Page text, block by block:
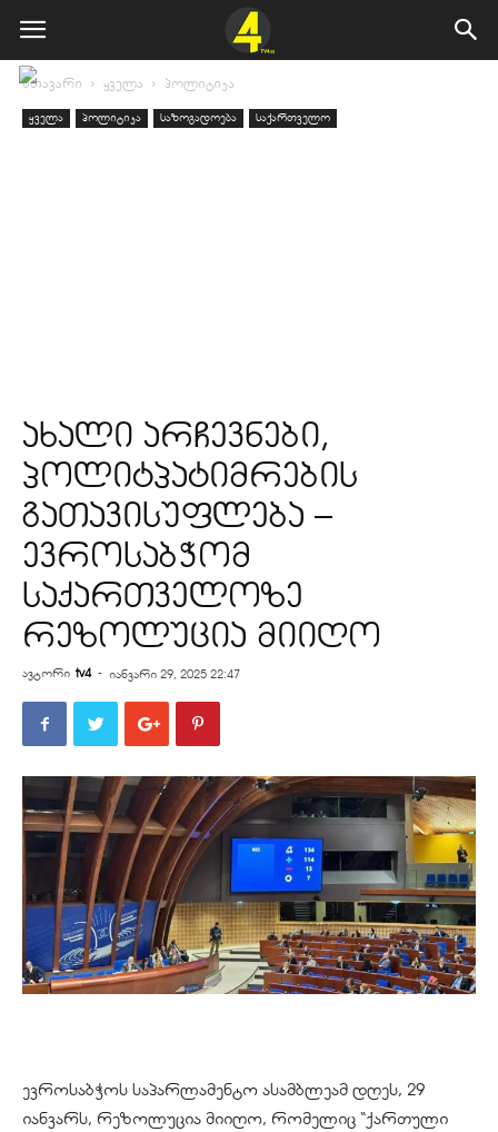
მთავარი ყველა პოლიტიკა
ყველა პოლიტიკა საზოგადოება საქართველო
ახალი არჩევნები,
პოლიტპატიმრების
გათავისუფლება –
ევროსაბჭომ
საქართველოზე
რეზოლუცია მიიღო
ავტორი tv4 - იანვარი 29, 2025 22:47
ევროსაბჭოს საპარლამენტო ასამბლეამ დღეს, 29
იანვარს, რეზოლუცია მიიღო, რომელიც “ქართული